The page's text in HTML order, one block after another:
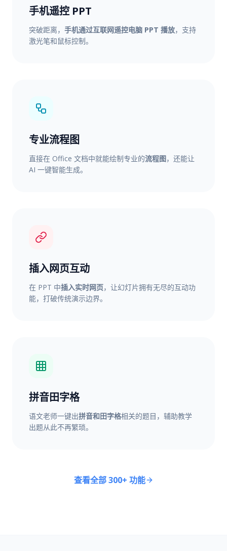
手机遥控 PPT
突破距离， 手机通过互联网遥控电脑 PPT 播放，支持
激光笔和鼠标控制。
专业流程图
直接在 Office 文档中就能绘制专业的流程图，还能让
AI 一键智能生成。
插入网页互动
在 PPT 中插入实时网页，让幻灯片拥有无尽的互动功
能，打破传统演示边界。
拼音田字格
语文老师一键出拼音和田字格相关的题目，辅助教学
出题从此不再繁琐。
查看全部 300+ 功能